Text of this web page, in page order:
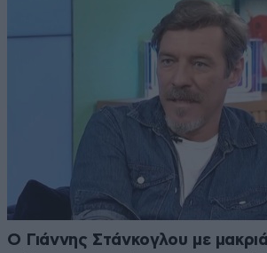
Ο Γιάννης Στάνκογλου με